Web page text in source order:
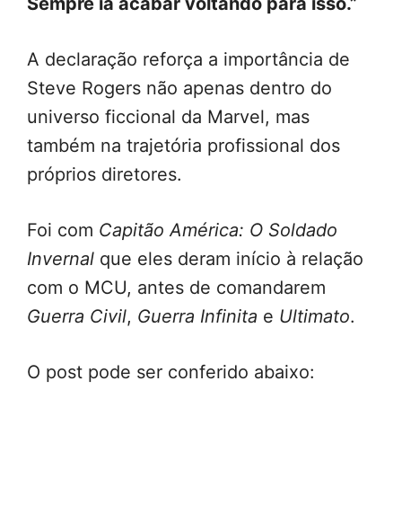
A declaração reforça a importância de
Steve Rogers não apenas dentro do
universo ficcional da Marvel, mas
também na trajetória profissional dos
próprios diretores.
Foi com Capitão América: O Soldado
Invernal que eles deram início à relação
com o MCU, antes de comandarem
Guerra Civil, Guerra Infinita e Ultimato.
O post pode ser conferido abaixo: